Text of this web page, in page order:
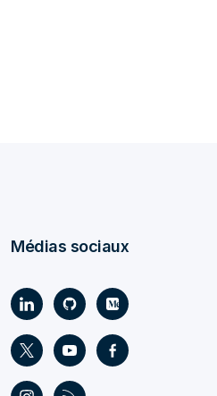
Médias sociaux